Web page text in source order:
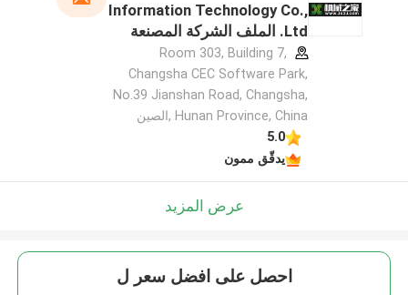
Information Technology Co.,
Ltd. الملف الشركة المصنعة
Room 303, Building 7,
Changsha CEC Software Park,
No.39 Jianshan Road, Changsha,
Hunan Province, China ,الصين
5.0
يدقّق ممون
عرض المزيد
احصل على افضل سعر ل